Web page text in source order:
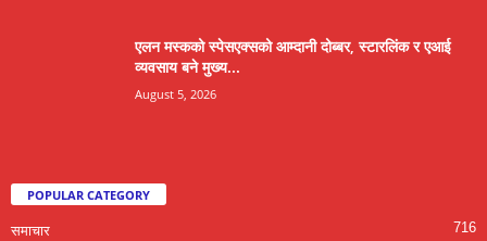
एलन मस्कको स्पेसएक्सको आम्दानी दोब्बर, स्टारलिंक र एआई
व्यवसाय बने मुख्य...
August 5, 2026
POPULAR CATEGORY
समाचार 716